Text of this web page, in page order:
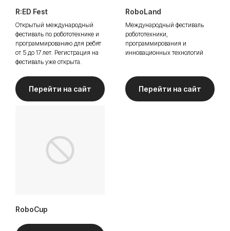
Личный кабинет
R:ED Fest
Открытый международный
фестиваль по робототехнике и
программированию для ребят
от 5 до 17 лет. Регистрация на
фестиваль уже открыта.
Перейти на сайт
RoboLand
Международный фестиваль
робототехники,
программирования и
инновационных технологий
Перейти на сайт
RoboCup